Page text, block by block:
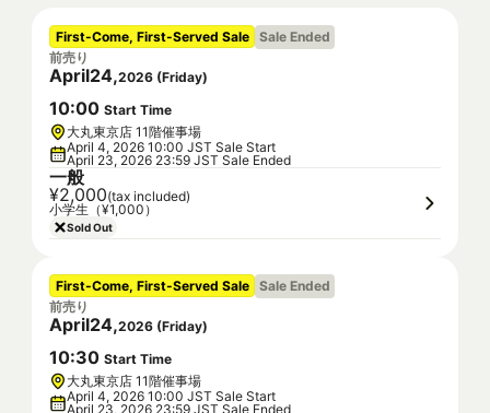
First-Come, First-Served Sale Sale Ended
前売り
April24,2026 (Friday)
10:00 Start Time
大丸東京店 11階催事場
April 4, 2026 10:00 JST Sale Start
April 23, 2026 23:59 JST Sale Ended
一般
¥2,000(tax included)
小学生（¥1,000）
Sold Out
First-Come, First-Served Sale Sale Ended
前売り
April24,2026 (Friday)
10:30 Start Time
大丸東京店 11階催事場
April 4, 2026 10:00 JST Sale Start
April 23, 2026 23:59 JST Sale Ended